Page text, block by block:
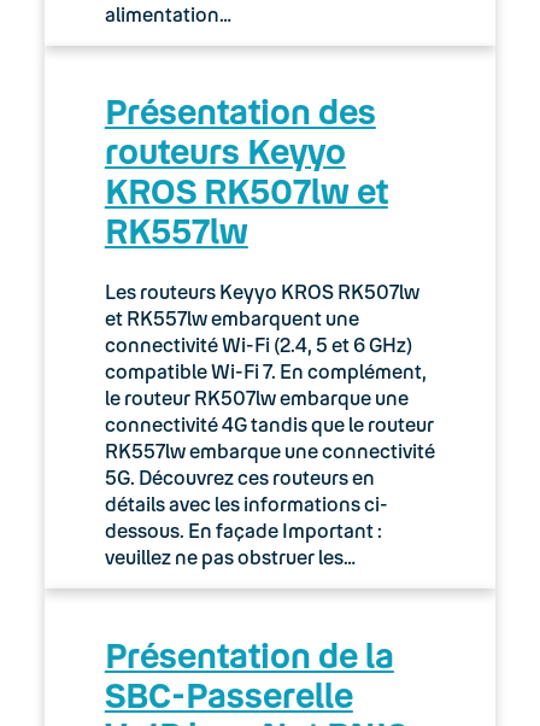
alimentation…
Présentation des
routeurs Keyyo
KROS RK507lw et
RK557lw
Les routeurs Keyyo KROS RK507lw
et RK557lw embarquent une
connectivité Wi-Fi (2.4, 5 et 6 GHz)
compatible Wi-Fi 7. En complément,
le routeur RK507lw embarque une
connectivité 4G tandis que le routeur
RK557lw embarque une connectivité
5G. Découvrez ces routeurs en
détails avec les informations ci-
dessous. En façade Important :
veuillez ne pas obstruer les…
Présentation de la
SBC-Passerelle